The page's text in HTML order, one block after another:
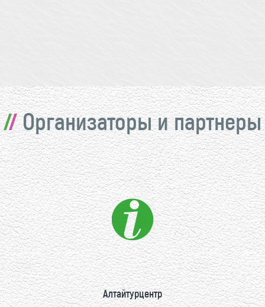
Организаторы и партнеры
Алтайтурцентр